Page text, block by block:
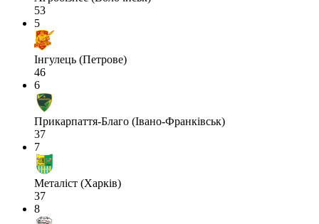
53
5
Інгулець (Петрове)
46
6
Прикарпаття-Благо (Івано-Франківськ)
37
7
Металіст (Харків)
37
8